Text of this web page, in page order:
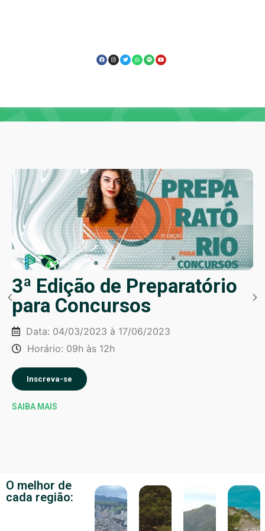
3ª Edição de Preparatório
para Concursos
Data: 04/03/2023 à 17/06/2023
Horário: 09h às 12h
Inscreva-se
SAIBA MAIS
O melhor de
cada região: